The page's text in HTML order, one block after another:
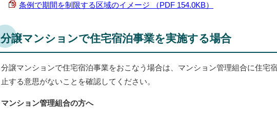
条例で期間を制限する区域のイメージ （PDF 154.0KB）
分譲マンションで住宅宿泊事業を実施する場合
分譲マンションで住宅宿泊事業をおこなう場合は、マンション管理組合に住宅
止する意思がないことを確認してください。
マンション管理組合の方へ